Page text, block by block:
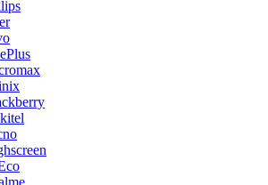
аккумуляторы (АКБ)
разъемы/контакты